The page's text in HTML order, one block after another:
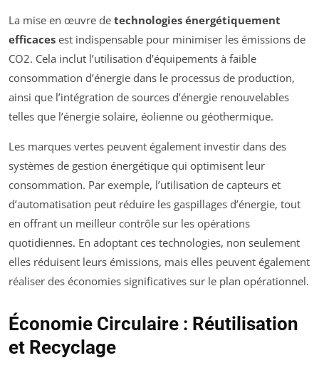
La mise en œuvre de technologies énergétiquement
efficaces est indispensable pour minimiser les émissions de
CO2. Cela inclut l’utilisation d’équipements à faible
consommation d’énergie dans le processus de production,
ainsi que l’intégration de sources d’énergie renouvelables
telles que l’énergie solaire, éolienne ou géothermique.
Les marques vertes peuvent également investir dans des
systèmes de gestion énergétique qui optimisent leur
consommation. Par exemple, l’utilisation de capteurs et
d’automatisation peut réduire les gaspillages d’énergie, tout
en offrant un meilleur contrôle sur les opérations
quotidiennes. En adoptant ces technologies, non seulement
elles réduisent leurs émissions, mais elles peuvent également
réaliser des économies significatives sur le plan opérationnel.
Économie Circulaire : Réutilisation
et Recyclage